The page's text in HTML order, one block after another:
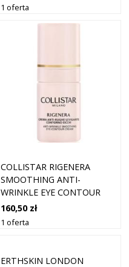
1 oferta
COLLISTAR RIGENERA
SMOOTHING ANTI-
WRINKLE EYE CONTOUR
WYGŁADZAJĄCY KREM POD
OCZY PRZECIW
160,50 zł
1 oferta
ERTHSKIN LONDON